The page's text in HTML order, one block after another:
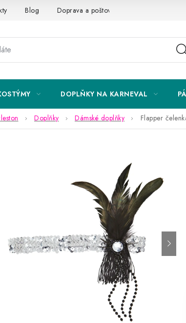
Blog Doprava a poštovné
DOPLŇKY NA KARNEVAL
Doplňky Dámské doplňky Flapper